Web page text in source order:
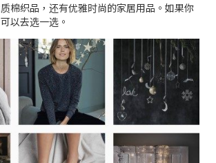
棉织品，还有优雅时尚的家居用品。如果你
以去选一选。